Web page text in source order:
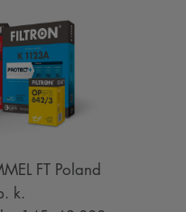
FT Poland
k.